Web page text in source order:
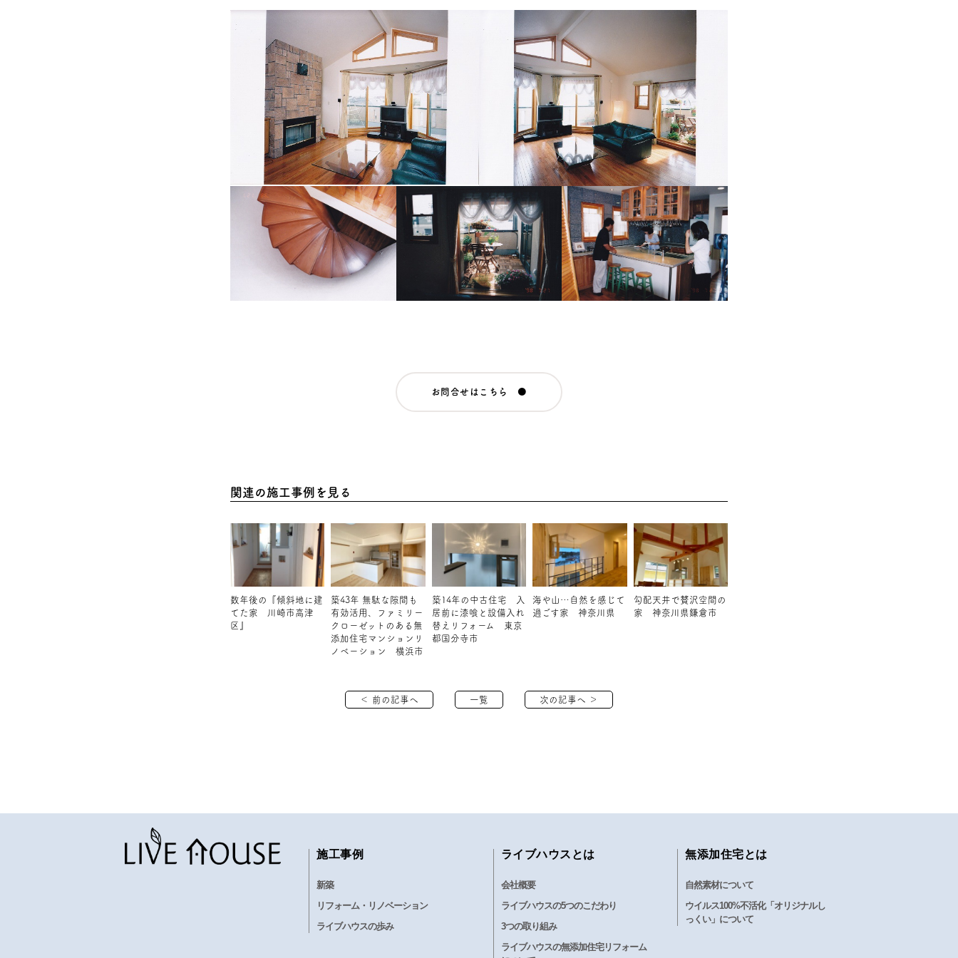
お問合せはこちら ●
関連の施工事例を見る
数年後の『傾斜地に建
てた家 川崎市高津
区』
築43年 無駄な隙間も
有効活用、ファミリー
クローゼットのある無
添加住宅マンションリ
ノベーション 横浜市
築14年の中古住宅 入
居前に漆喰と設備入れ
替えリフォーム 東京
都国分寺市
海や山…自然を感じて
過ごす家 神奈川県
勾配天井で贅沢空間の
家 神奈川県鎌倉市
＜ 前の記事へ 一覧 次の記事へ ＞
施工事例
新築
リフォーム・リノベーション
ライブハウスの歩み
ライブハウスとは
会社概要
ライブハウスの5つのこだわり
3つの取り組み
ライブハウスの無添加住宅リフォーム
無添加住宅とは
自然素材について
ウイルス100%不活化「オリジナルし
っくい」について